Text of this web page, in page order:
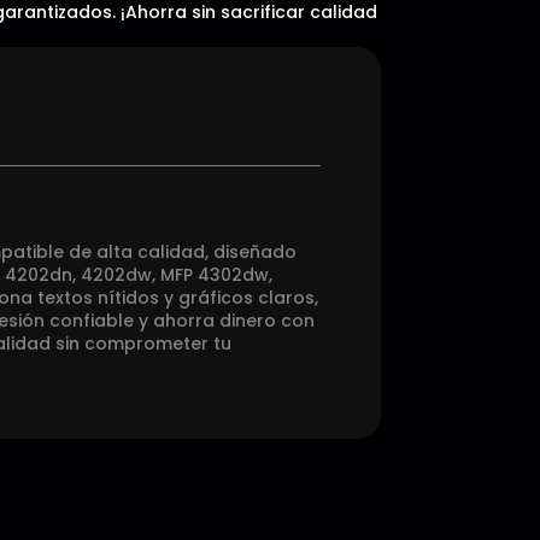
¡Ahorra sin sacrificar calidad
de alta calidad, diseñado
4202dw, MFP 4302dw,
textos nítidos y gráficos claros,
confiable y ahorra dinero con
sin comprometer tu